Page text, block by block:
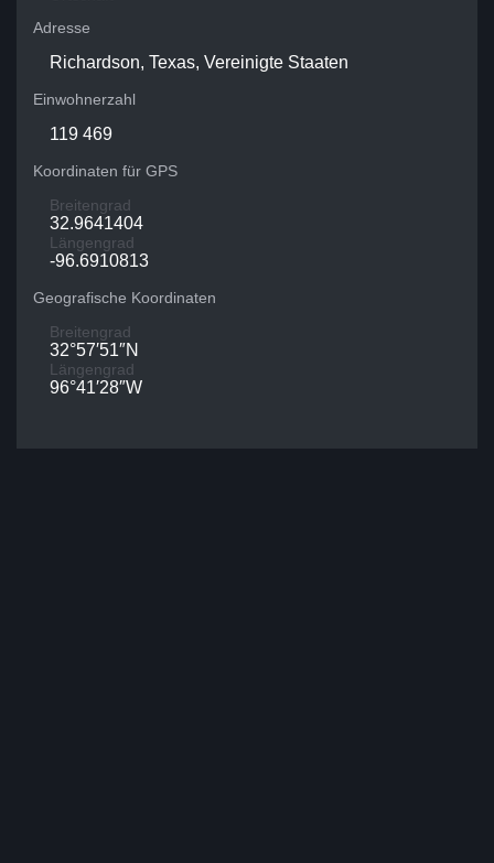
Adresse
Richardson, Texas, Vereinigte Staaten
Einwohnerzahl
119 469
Koordinaten für GPS
Breitengrad
32.9641404
Längengrad
-96.6910813
Geografische Koordinaten
Breitengrad
32°57′51″N
Längengrad
96°41′28″W